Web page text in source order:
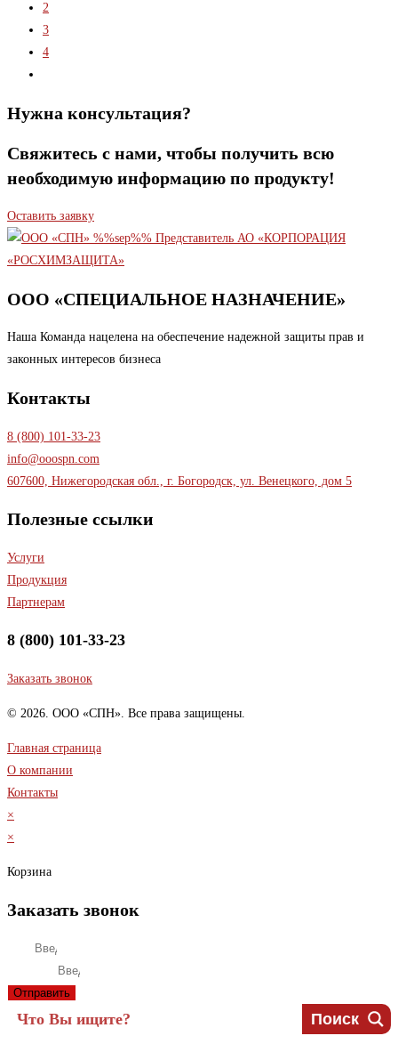
2
3
4
Нужна консультация?
Свяжитесь с нами, чтобы получить всю
необходимую информацию по продукту!
Оставить заявку
ООО «СПЕЦИАЛЬНОЕ НАЗНАЧЕНИЕ»
Наша Команда нацелена на обеспечение надежной защиты прав и
законных интересов бизнеса
Контакты
8 (800) 101-33-23
info@ooospn.com
607600, Нижегородская обл., г. Богородск, ул. Венецкого, дом 5
Полезные ссылки
Услуги
Продукция
Партнерам
8 (800) 101-33-23
Заказать звонок
© 2026. ООО «СПН». Все права защищены.
Главная страница
О компании
Контакты
×
×
Корзина
Заказать звонок
Отправить
Поиск